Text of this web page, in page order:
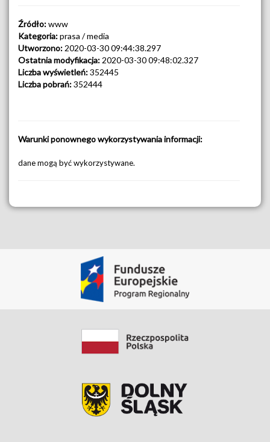
Źródło:www
Kategoria:prasa / media
Utworzono: 2020-03-30 09:44:38.297
Ostatnia modyfikacja: 2020-03-30 09:48:02.327
Liczba wyświetleń:352445
Liczba pobrań:352444
Warunki ponownego wykorzystywania informacji:
dane mogą być wykorzystywane.
Zobacz zasób
Data modyfikacji: 2020-03-30 09:48:22.969